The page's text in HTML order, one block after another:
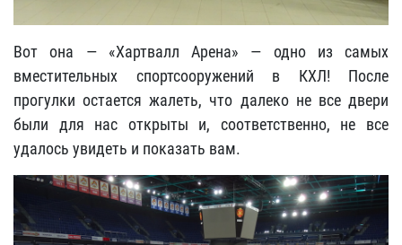
Вот она — «Хартвалл Арена» — одно из самых
вместительных спортсооружений в КХЛ! После
прогулки остается жалеть, что далеко не все двери
были для нас открыты и, соответственно, не все
удалось увидеть и показать вам.